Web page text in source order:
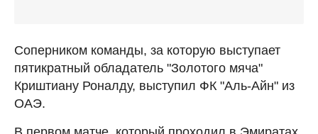
Соперником команды, за которую выступает
пятикратный обладатель "Золотого мяча"
Криштиану Роналду, выступил ФК "Аль-Айн" из
ОАЭ.